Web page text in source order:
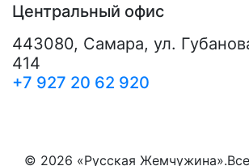
Центральный офис
443080, Самара, ул.
414
+7 927 20 62 920
© 2026 «Русская